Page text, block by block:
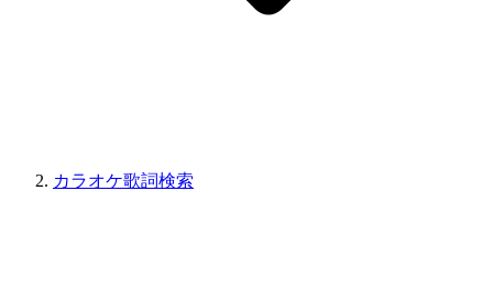
カラオケ歌詞検索